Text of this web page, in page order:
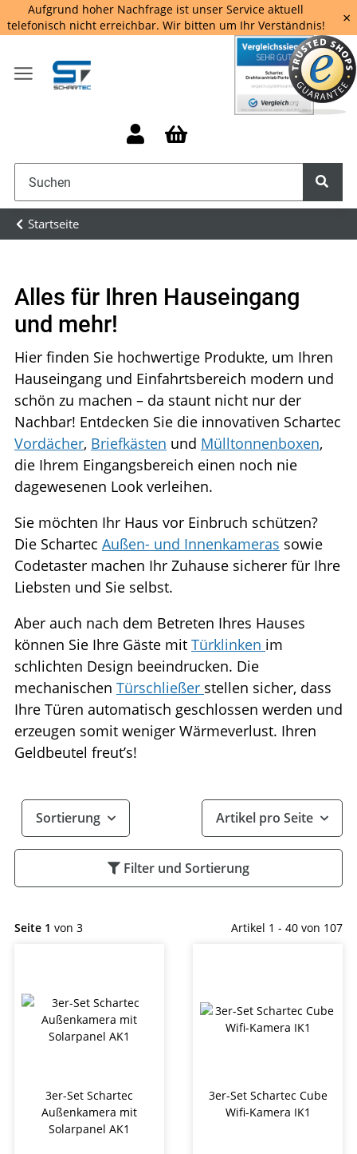
Aufgrund hoher Nachfrage ist unser Service aktuell
telefonisch nicht erreichbar. Wir bitten um Ihr Verständnis!
×
Startseite
Alles für Ihren Hauseingang
und mehr!
Hier finden Sie hochwertige Produkte, um Ihren
Hauseingang und Einfahrtsbereich modern und
schön zu machen – da staunt nicht nur der
Nachbar! Entdecken Sie die innovativen Schartec
Vordächer, Briefkästen und Mülltonnenboxen,
die Ihrem Eingangsbereich einen noch nie
dagewesenen Look verleihen.
Sie möchten Ihr Haus vor Einbruch schützen?
Die Schartec Außen- und Innenkameras sowie
Codetaster machen Ihr Zuhause sicherer für Ihre
Liebsten und Sie selbst.
Aber auch nach dem Betreten Ihres Hauses
können Sie Ihre Gäste mit Türklinken im
schlichten Design beeindrucken. Die
mechanischen Türschließer stellen sicher, dass
Ihre Türen automatisch geschlossen werden und
erzeugen somit weniger Wärmeverlust. Ihren
Geldbeutel freut’s!
Sortierung Artikel pro Seite
Filter und Sortierung
Seite 1 von 3 Artikel 1 - 40 von 107
3er-Set Schartec
Außenkamera mit
Solarpanel AK1
3er-Set Schartec Cube
Wifi-Kamera IK1